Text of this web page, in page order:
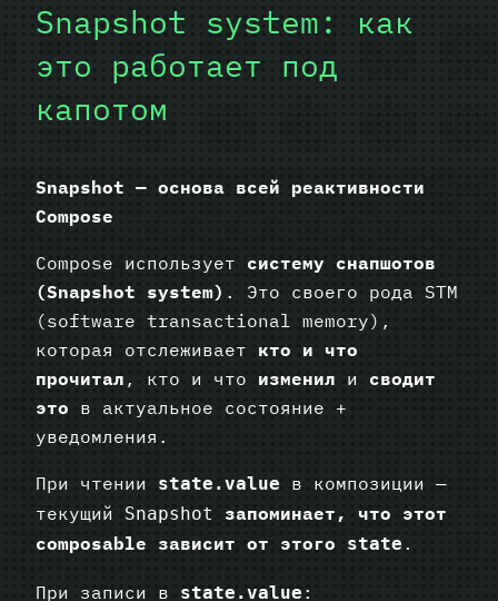
Snapshot system: как
это работает под
капотом
Snapshot — основа всей реактивности
Compose
Compose использует систему снапшотов
(Snapshot system) . Это своего рода STM
(software transactional memory),
которая отслеживает кто и что
прочитал , кто и что изменил и сводит
это в актуальное состояние +
уведомления.
При чтении state.value
в композиции —
текущий
Snapshot
запоминает, что этот
composable зависит от этого
state .
При записи в state.value :